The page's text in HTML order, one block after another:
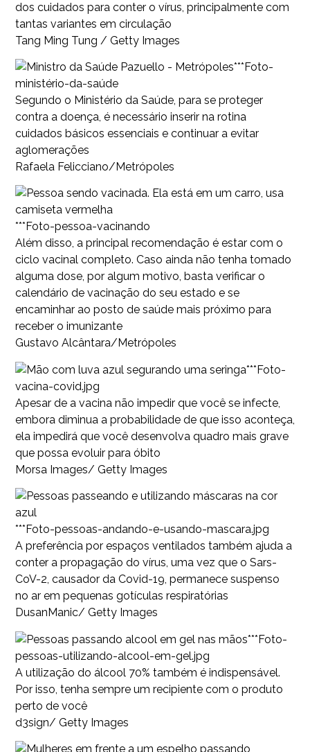
dos cuidados para conter o vírus, principalmente com
tantas variantes em circulação
Tang Ming Tung / Getty Images
***Foto-
ministério-da-saúde
Segundo o Ministério da Saúde, para se proteger
contra a doença, é necessário inserir na rotina
cuidados básicos essenciais e continuar a evitar
aglomerações
Rafaela Felicciano/Metrópoles
***Foto-pessoa-vacinando
Além disso, a principal recomendação é estar com o
ciclo vacinal completo. Caso ainda não tenha tomado
alguma dose, por algum motivo, basta verificar o
calendário de vacinação do seu estado e se
encaminhar ao posto de saúde mais próximo para
receber o imunizante
Gustavo Alcântara/Metrópoles
***Foto-
vacina-covid.jpg
Apesar de a vacina não impedir que você se infecte,
embora diminua a probabilidade de que isso aconteça,
ela impedirá que você desenvolva quadro mais grave
que possa evoluir para óbito
Morsa Images/ Getty Images
***Foto-pessoas-andando-e-usando-mascara.jpg
A preferência por espaços ventilados também ajuda a
conter a propagação do vírus, uma vez que o Sars-
CoV-2, causador da Covid-19, permanece suspenso
no ar em pequenas gotículas respiratórias
DusanManic/ Getty Images
***Foto-
pessoas-utilizando-alcool-em-gel.jpg
A utilização do álcool 70% também é indispensável.
Por isso, tenha sempre um recipiente com o produto
perto de você
d3sign/ Getty Images